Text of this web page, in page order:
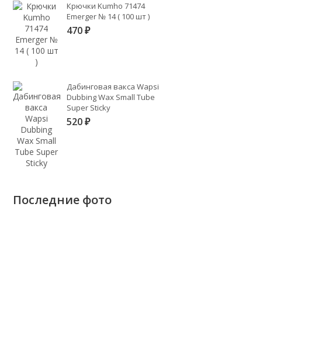
Крючки Kumho 71474
Emerger № 14 ( 100 шт )
470 ₽
Дабинговая вакса Wapsi
Dubbing Wax Small Tube
Super Sticky
520 ₽
Последние фото